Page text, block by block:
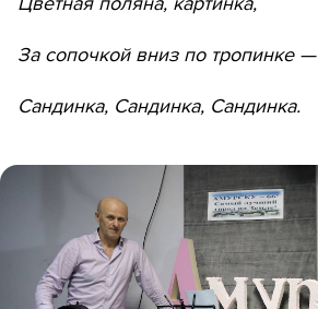
За сопочкой вниз по тропинке —
Сандинка, Сандинка, Сандинка.